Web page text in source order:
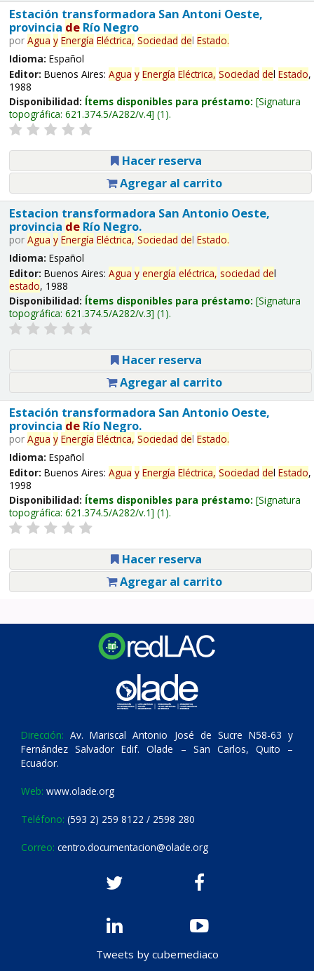
Estación transformadora San Antoni Oeste,
provincia deRío Negro
por Agua y Energía Eléctrica, Sociedad del Estado.
Idioma: Español
Editor: Buenos Aires: Agua y Energía Eléctrica, Sociedad del Estado,
1988
Disponibilidad: Ítems disponibles para préstamo: Signatura
topográfica: 621.374.5/A282/v.4 (1).
Hacer reserva
Agregar al carrito
Estacion transformadora San Antonio Oeste,
provincia deRío Negro.
por Agua y Energía Eléctrica, Sociedad del Estado.
Idioma: Español
Editor: Buenos Aires: Agua y energía eléctrica, sociedad del
estado, 1988
Disponibilidad: Ítems disponibles para préstamo: Signatura
topográfica: 621.374.5/A282/v.3 (1).
Hacer reserva
Agregar al carrito
Estación transformadora San Antonio Oeste,
provincia deRío Negro.
por Agua y Energía Eléctrica, Sociedad del Estado.
Idioma: Español
Editor: Buenos Aires: Agua y Energía Eléctrica, Sociedad del Estado,
1998
Disponibilidad: Ítems disponibles para préstamo: Signatura
topográfica: 621.374.5/A282/v.1 (1).
Hacer reserva
Agregar al carrito
Dirección: Av. Mariscal Antonio José de Sucre N58-63 y
Fernández Salvador Edif. Olade – San Carlos, Quito –
Ecuador.
Web: www.olade.org
Teléfono: (593 2) 259 8122 / 2598 280
Correo: centro.documentacion@olade.org
Tweets by cubemediaco